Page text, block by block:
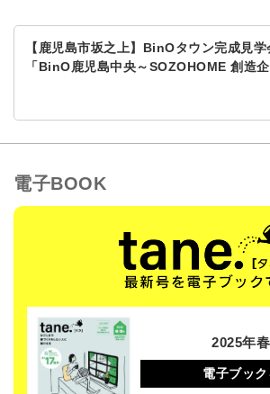
【鹿児島市坂之上】BinOタウン完成見学
「BinO鹿児島中央～SOZOHOME 創造企
電子BOOK
2025年
電子ブッ